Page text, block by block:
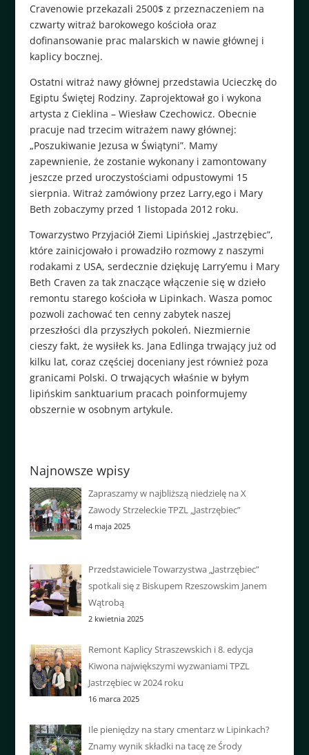
Cravenowie przekazali 2500$ z przeznaczeniem na
czwarty witraż barokowego kościoła oraz
dofinansowanie prac malarskich w nawie głównej i
kaplicy bocznej.
Ostatni witraż nawy głównej przedstawia Ucieczkę do
Egiptu Świętej Rodziny. Zaprojektował go i wykona
artysta z Cieklina – Wiesław Czechowicz. Obecnie
pracuje nad trzecim witrażem nawy głównej:
„Poszukiwanie Jezusa w Świątyni”. Mamy
zapewnienie, że zostanie wykonany i zamontowany
jeszcze przed uroczystościami odpustowymi 15
sierpnia. Witraż zamówiony przez Larry,ego i Mary
Beth zobaczymy przed 1 listopada 2012 roku.
Towarzystwo Przyjaciół Ziemi Lipińskiej „Jastrzębiec”,
które zainicjowało i prowadziło rozmowy z naszymi
rodakami z USA, serdecznie dziękuję Larry’emu i Mary
Beth Craven za tak znaczące włączenie się w dzieło
remontu starego kościoła w Lipinkach. Wasza pomoc
pozwoli zachować ten cenny zabytek naszej
przeszłości dla przyszłych pokoleń. Niezmiernie
cieszy fakt, że wysiłek ks. Jana Edlinga trwający już od
kilku lat, coraz częściej doceniany jest również poza
granicami Polski. O trwających właśnie w byłym
lipińskim sanktuarium pracach poinformujemy
obszernie w osobnym artykule.
Najnowsze wpisy
Zapraszamy w najbliższą niedzielę na X
Zawody Strzeleckie TPZL „Jastrzębiec”
4 maja 2025
Przedstawiciele Towarzystwa „Jastrzębiec”
spotkali się z Biskupem Rzeszowskim Janem
Wątrobą
2 kwietnia 2025
Remont Kaplicy Straszewskich i 8. edycja
Kiwona największymi wyzwaniami TPZL
Jastrzębiec w 2024 roku
16 marca 2025
Ile pieniędzy na stary cmentarz w Lipinkach?
Znamy wynik składki na tacę ze Środy